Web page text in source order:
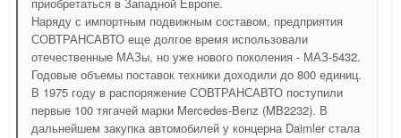
приобретаться в Западной Европе.
Наряду с импортным подвижным составом, предприятия
СОВТРАНСАВТО еще долгое время использовали
отечественные МАЗы, но уже нового поколения - МАЗ-5432.
Годовые объемы поставок техники доходили до 800 единиц.
В 1975 году в распоряжение СОВТРАНСАВТО поступили
первые 100 тягачей марки Mercedes-Benz (MB2232). В
дальнейшем закупка автомобилей у концерна Daimler стала